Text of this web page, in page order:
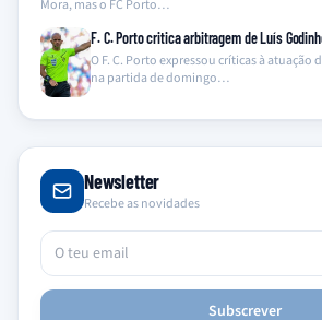
Mora, mas o FC Porto…
F. C. Porto critica arbitragem de Luís
O F. C. Porto expressou críticas à
na partida de domingo…
Newsletter
Recebe as novidades
Subscrever